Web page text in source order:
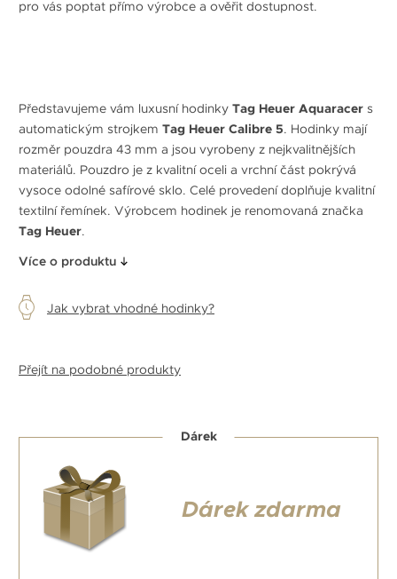
pro vás poptat přímo výrobce a ověřit dostupnost.
Představujeme vám luxusní hodinky Tag Heuer Aquaracer s
automatickým strojkem Tag Heuer Calibre 5. Hodinky mají
rozměr pouzdra 43 mm a jsou vyrobeny z nejkvalitnějších
materiálů. Pouzdro je z kvalitní oceli a vrchní část pokrývá
vysoce odolné safírové sklo. Celé provedení doplňuje kvalitní
textilní řemínek. Výrobcem hodinek je renomovaná značka
Tag Heuer.
Více o produktu
Jak vybrat vhodné hodinky?
Přejít na podobné produkty
Dárek
Dárek zdarma